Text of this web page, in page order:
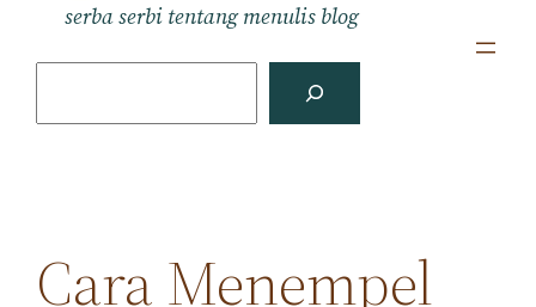
serba serbi tentang menulis blog
Cara Menempel